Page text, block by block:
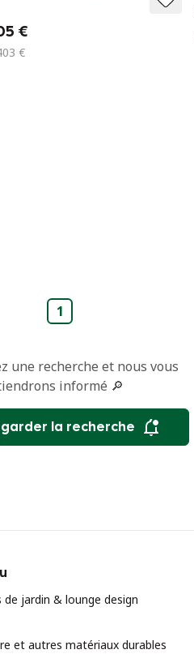
€
€
1
une recherche et nous vous
informé 🔎
la recherche
de jardin & lounge design
et autres matériaux durables